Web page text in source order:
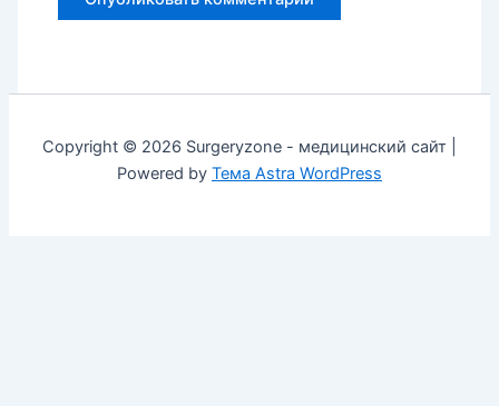
Copyright © 2026 Surgeryzone - медицинский сайт |
Powered by Тема Astra WordPress